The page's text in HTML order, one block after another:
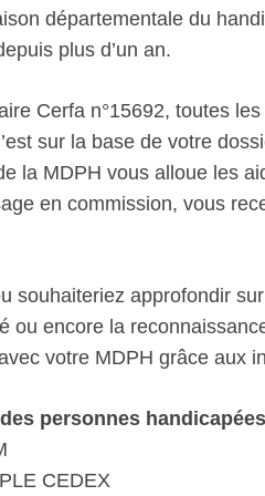
départementale du
plus d’un an.
Cerfa n°15692, toutes
sur la base de votre
la MDPH vous alloue les
en commission, vous
souhaiteriez approfondir
ou encore la
votre MDPH grâce aux
personnes
CEDEX